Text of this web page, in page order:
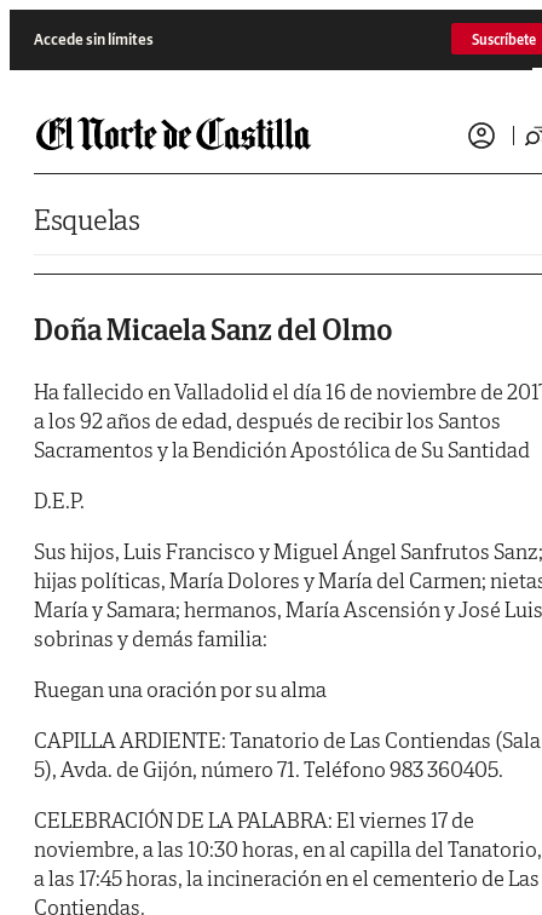
Accede sin límites Suscríbete
Esquelas
Doña Micaela Sanz del Olmo
Ha fallecido en Valladolid el día 16 de noviembre de
a los 92 años de edad, después de recibir los Santos
Sacramentos y la Bendición Apostólica de Su Santidad
D.E.P.
Sus hijos, Luis Francisco y Miguel Ángel Sanfrutos Sanz;
hijas políticas, María Dolores y María del Carmen;
María y Samara; hermanos, María Ascensión y José
sobrinas y demás familia:
Ruegan una oración por su alma
CAPILLA ARDIENTE: Tanatorio de Las Contiendas (Sala
5), Avda. de Gijón, número 71. Teléfono 983 360405.
CELEBRACIÓN DE LA PALABRA: El viernes 17 de
noviembre, a las 10:30 horas, en al capilla del
a las 17:45 horas, la incineración en el cementerio de Las
Contiendas.